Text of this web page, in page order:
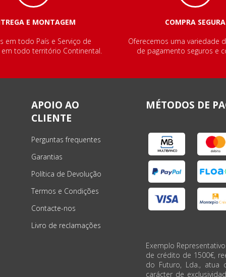
E MONTAGEM
COMPRA SEGURA
em todo País e Serviço de
todo território Continental.
Oferecemos uma variedade
de pagamento seguros e
APOIO AO
CLIENTE
Perguntas frequentes
Garantias
Política de Devolução
Termos e Condições
Contacte-nos
Livro de reclamações
MÉTODOS DE
Exemplo
de crédito de 1500€,
do Futuro, Lda., atua
carácter de